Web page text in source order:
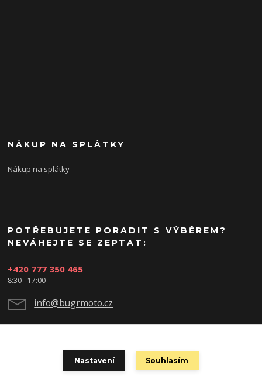
NÁKUP NA SPLÁTKY
Nákup na splátky
POTŘEBUJETE PORADIT S VÝBĚREM?
NEVÁHEJTE SE ZEPTAT:
+420 777 350 465
8:30 - 17:00
info@bugrmoto.cz
Nastavení Souhlasím